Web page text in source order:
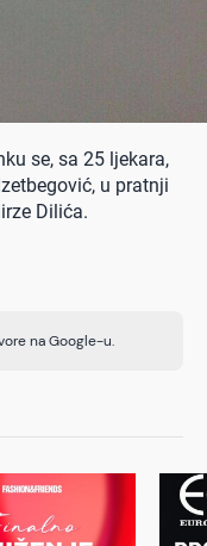
se, sa 25 ljekara,
u pratnji
Dilića.
na Google-u.